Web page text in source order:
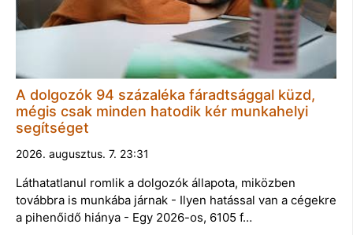
A dolgozók 94 százaléka fáradtsággal küzd,
mégis csak minden hatodik kér munkahelyi
segítséget
2026. augusztus. 7. 23:31
Láthatatlanul romlik a dolgozók állapota, miközben
továbbra is munkába járnak - Ilyen hatással van a cégekre
a pihenőidő hiánya - Egy 2026-os, 6105 f…